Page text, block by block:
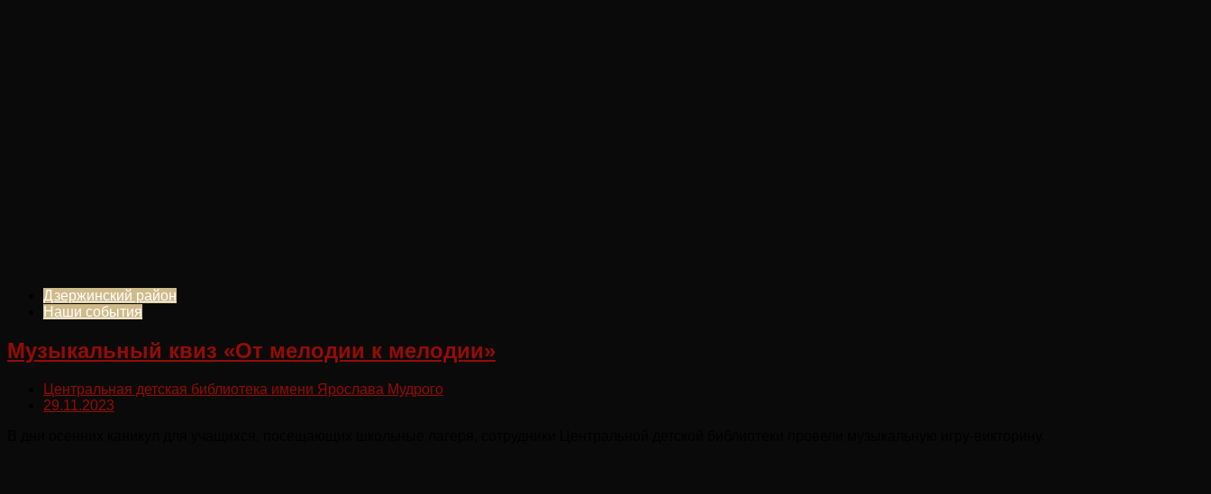
Дзержинский район
Наши события
Музыкальный квиз «От мелодии к мелодии»
Центральная детская библиотека имени Ярослава Мудрого
29.11.2023